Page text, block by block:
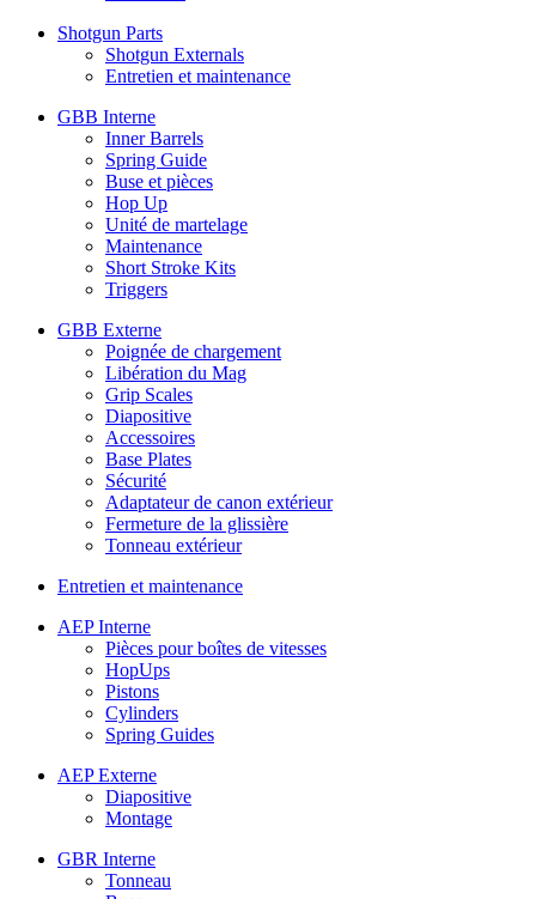
Shotgun Parts
Shotgun Externals
Entretien et maintenance
GBB Interne
Inner Barrels
Spring Guide
Buse et pièces
Hop Up
Unité de martelage
Maintenance
Short Stroke Kits
Triggers
GBB Externe
Poignée de chargement
Libération du Mag
Grip Scales
Diapositive
Accessoires
Base Plates
Sécurité
Adaptateur de canon extérieur
Fermeture de la glissière
Tonneau extérieur
Entretien et maintenance
AEP Interne
Pièces pour boîtes de vitesses
HopUps
Pistons
Cylinders
Spring Guides
AEP Externe
Diapositive
Montage
GBR Interne
Tonneau